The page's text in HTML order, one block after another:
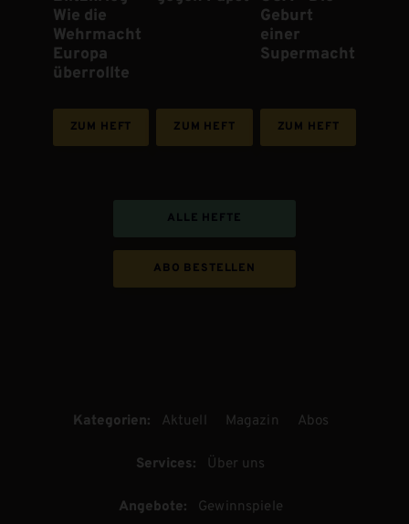
Wie die
Wehrmacht
Europa
überrollte
ZUM HEFT ZUM HEFT
Geburt
einer
Supermacht
ZUM HEFT
ALLE HEFTE
ABO BESTELLEN
Kategorien: Aktuell Magazin Abos
Services: Über uns
Angebote: Gewinnspiele